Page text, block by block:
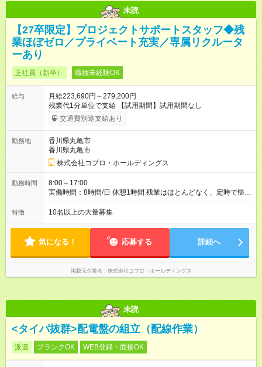
未読
【27卒限定】プロジェクトサポートスタッフ◆残
業ほぼゼロ／プライベート充実／専属リクルータ
ーあり
正社員（新卒） 職種未経験OK
給与
月給223,690円～279,200円
残業代1分単位で支給 【試用期間】試用期間なし
交通費別途支給あり
勤務地
香川県丸亀市
香川県丸亀市
株式会社コプロ・ホールディングス
勤務時間
8:00～17:00
実働時間：8時間/日 休憩1時間 残業はほとんどなく、定時で帰れ
る日が多い働き方です。 毎日の業務は進捗管理や事務が中心な
ので、 「今日やるべき仕事」が終われば、自然と区切りをつけ
方を大切にしています。
特徴 10名以上の大量募集
気になる！ 応募する 詳細へ
掲載元企業名 株式会社コプロ・ホールディングス
未読
<タイパ抜群>配電盤の組立（配線作業）
派遣 ブランクOK WEB登録・面接OK